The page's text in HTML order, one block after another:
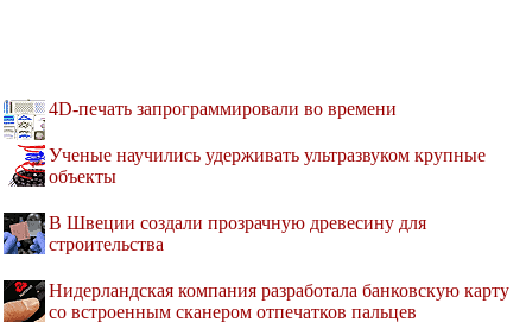
4D-печать запрограммировали во времени
Ученые научились удерживать ультразвуком крупные
объекты
В Швеции создали прозрачную древесину для
строительства
Нидерландская компания разработала банковскую карту
со встроенным сканером отпечатков пальцев